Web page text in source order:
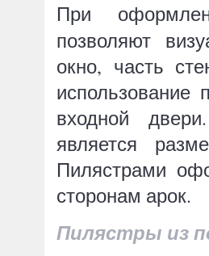
При
позволяют
окно, часть
входной
является
Пилястрами
сторонам арок.
Пилястры из